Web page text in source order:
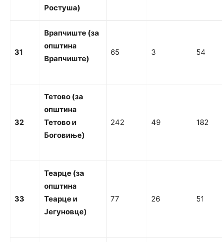
Ростуша)
31
Врапчиште (за
општина
Врапчиште)
65 3 54
32
Тетово (за
општина
Тетовои
Боговиње)
242 49 182
33
Теарце (за
општина
Теарцеи
Јегуновце)
77 26 51